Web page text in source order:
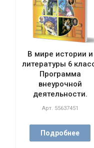
В мире истории и
литературы 6
Программа
внеурочной
деятельности.
Арт. 55637451
Подробнее